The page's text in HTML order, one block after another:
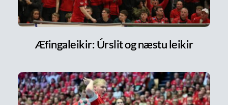
Æfingaleikir: Úrslit og næstu leikir